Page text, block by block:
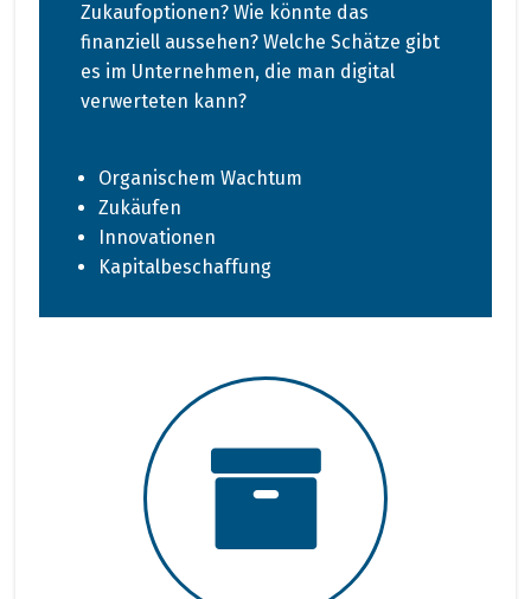
Zukaufoptionen? Wie könnte das
finanziell aussehen? Welche Schätze gibt
es im Unternehmen, die man digital
verwerteten kann?
Organischem Wachtum
Zukäufen
Innovationen
Kapitalbeschaffung